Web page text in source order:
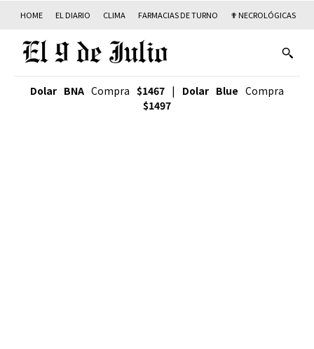
HOME EL DIARIO CLIMA FARMACIAS DE TURNO ✟ NECROLÓGICAS
Dolar BNA Compra $1467 | Dolar Blue Compra
$1497